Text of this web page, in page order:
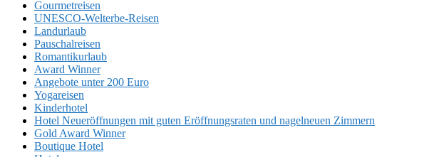
Gourmetreisen
UNESCO-Welterbe-Reisen
Landurlaub
Pauschalreisen
Romantikurlaub
Award Winner
Angebote unter 200 Euro
Yogareisen
Kinderhotel
Hotel Neueröffnungen mit guten Eröffnungsraten und nagelneuen Zimmern
Gold Award Winner
Boutique Hotel